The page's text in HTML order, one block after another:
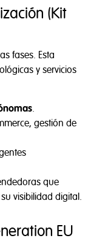
(Kit
fases. Esta
y servicios
.
gestión de
que
visibilidad digital.
EU